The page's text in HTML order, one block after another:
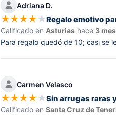
Adriana D.
★★★★★Regalo emotivo
Calificado en Asturias hace 3
Para regalo quedó de 10; casi se
Carmen Velasco
★★★★★Sin arrugas raras
Calificado enSanta Cruz de